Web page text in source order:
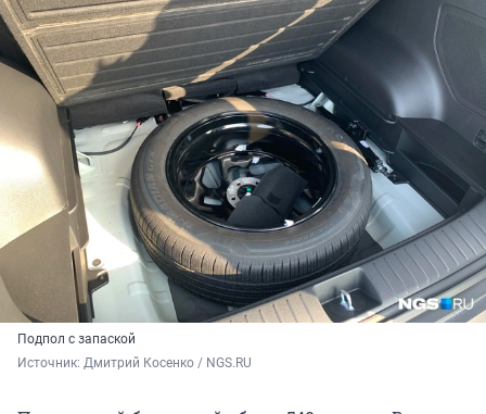
Подпол с запаской
Источник: Дмитрий Косенко / NGS.RU